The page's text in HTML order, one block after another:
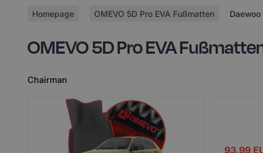
Homepage OMEVO 5D Pro EVA Fußmatten Daewoo
OMEVO 5D Pro EVA
Chairman
93.99